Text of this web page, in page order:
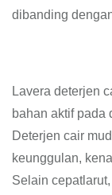
dibanding
Lavera deterjen
bahan aktif pada
Deterjen cair
keunggulan,
Selain